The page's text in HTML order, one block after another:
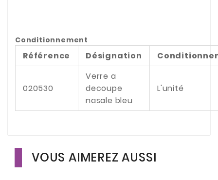
Conditionnement
Référence Désignation
020530
Verre a
decoupe
nasale bleu
L'unité
VOUS AIMEREZ AUSSI